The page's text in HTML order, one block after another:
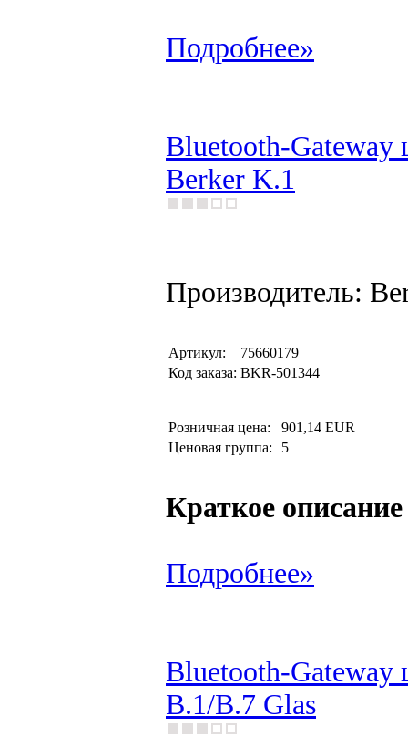
Подробнее»
Bluetooth-Gateway
Berker K.1
Производитель:
Артикул:
75660179
Код заказа: BKR-501344
Розничная цена:
901,14 EUR
Ценовая группа:
5
Краткое описание
Подробнее»
Bluetooth-
B.1/B.7 Glas